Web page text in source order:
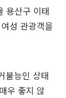
용산구 이태
성 관광객을
불능인 상태
우 좋지 않